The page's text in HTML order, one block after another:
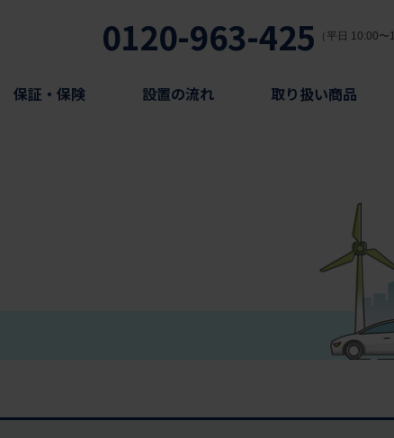
0120-963-425 （平日 10:00
保証・保険 設置の流れ 取り扱い商品